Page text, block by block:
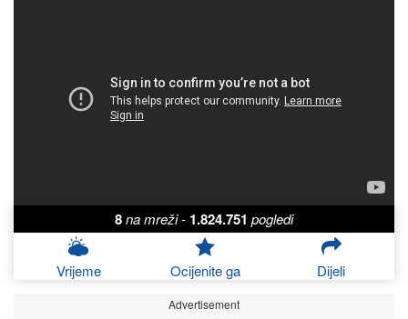
8na mreži- 1.824.751 pogledi
Vrijeme Ocijenite ga Dijeli
Advertisement